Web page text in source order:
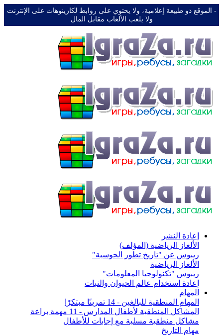
-️ الموقع ذو طبيعة إعلامية، ولا يحتوي على روابط لكازينوهات على الإنترنت
ولا يلعب الألعاب مقابل المال
إعادة النشر
الألغاز الرياضية (المؤلف)
ريبوس عن "تاريخ تطور الحوسبة"
الألغاز الرياضية
ريبوس "تكنولوجيا المعلومات"
إعادة استخدام عالم الحيوان والنبات
المهام
المهام المنطقية للبالغين - 14 تمرينًا مبتكرًا
المشاكل المنطقية لأطفال المدارس - 11 مهمة براعة
مشاكل منطقية مسلية مع إجابات للأطفال
مهام التاريخ